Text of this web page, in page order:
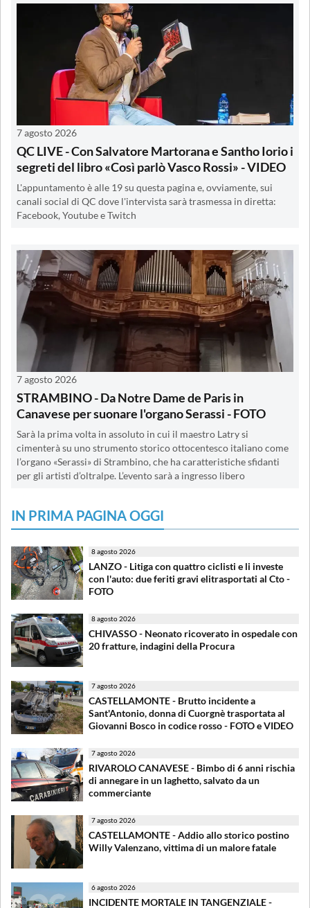
7 agosto 2026
QC LIVE - Con Salvatore Martorana e Santho Iorio i
segreti del libro «Così parlò Vasco Rossi» - VIDEO
L'appuntamento è alle 19 su questa pagina e, ovviamente, sui
canali social di QC dove l'intervista sarà trasmessa in diretta:
Facebook, Youtube e Twitch
7 agosto 2026
STRAMBINO - Da Notre Dame de Paris in
Canavese per suonare l'organo Serassi - FOTO
Sarà la prima volta in assoluto in cui il maestro Latry si
cimenterà su uno strumento storico ottocentesco italiano come
l’organo «Serassi» di Strambino, che ha caratteristiche sfidanti
per gli artisti d’oltralpe. L’evento sarà a ingresso libero
IN PRIMA PAGINA OGGI
8 agosto 2026
LANZO - Litiga con quattro ciclisti e li investe
con l'auto: due feriti gravi elitrasportati al Cto -
FOTO
8 agosto 2026
CHIVASSO - Neonato ricoverato in ospedale con
20 fratture, indagini della Procura
7 agosto 2026
CASTELLAMONTE - Brutto incidente a
Sant'Antonio, donna di Cuorgnè trasportata al
Giovanni Bosco in codice rosso - FOTO e VIDEO
7 agosto 2026
RIVAROLO CANAVESE - Bimbo di 6 anni rischia
di annegare in un laghetto, salvato da un
commerciante
7 agosto 2026
CASTELLAMONTE - Addio allo storico postino
Willy Valenzano, vittima di un malore fatale
6 agosto 2026
INCIDENTE MORTALE IN TANGENZIALE -